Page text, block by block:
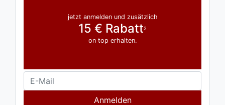
jetzt anmelden und zusätzlich
15 € Rabatt2
on top erhalten.
Anmelden